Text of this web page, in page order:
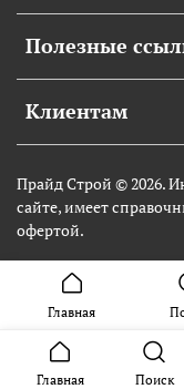
Полезные
Клиентам
Прайд Строй © 2026.
сайте, имеет
офертой.
Главная
Главная Поиск